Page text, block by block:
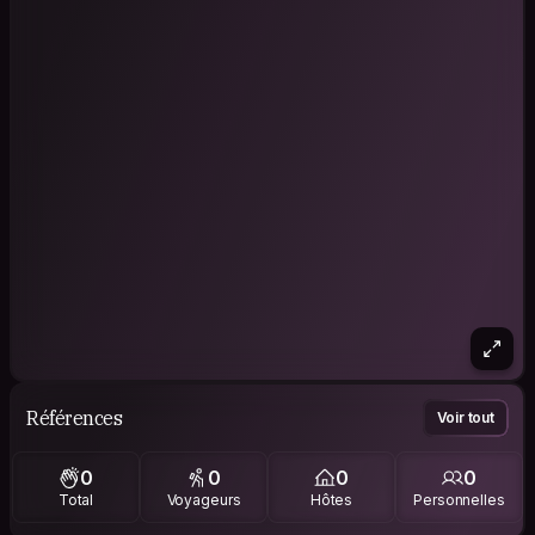
Références Voir tout
0
Total
0
Voyageurs
0
Hôtes
0
Personnelles